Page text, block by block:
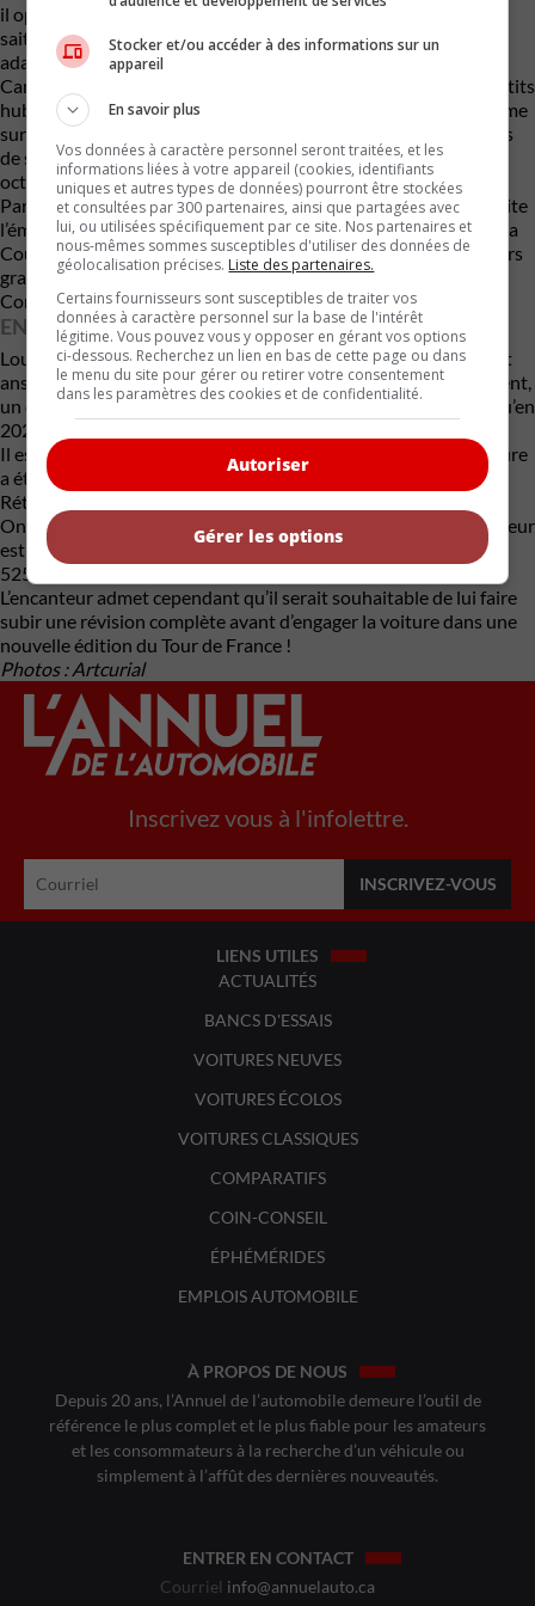
il opte finalement pour celui d’une Packard Super Eight 1937. Il
sait que son puissant 8-cylindres en ligne de 6,3 L sera mieux
adapté à la masse importante de cette imposante voiture.
Car elle a tout d’un yacht de route avec sa proue élancée, de petits
hublots, des taquets d’amarrage, un mât et même une plateforme
sur son long porte-à-faux arrière, qui permet à des mannequins
de s’exhiber en bikini. Dans la plus pure tradition navale, le 1er
octobre 1948, sa coque sera même baptisée au champagne !
Partout où elle passe, la voiture bateau attire les foules et suscite
l’émoi. Pour ce concept promotionnel, Réard recevra d’ailleurs la
Coupe de la Fédération française de la Publicité, un des premiers
grands prix toutes catégories décernés dans le cadre du 4e
Concours de véhicules publicitaires de Paris.
ENCORE DANS SON « JUS »
Louis Réard conserve sa voiture bateau jusqu’en mai 1976, huit
ans avant qu’il ne décède. Elle est alors vendue à Jacques Vincent,
un collectionneur français bien connu du Var, qui la garde jusqu’en
2023, malgré de nombreuses sollicitations d’acheteurs.
Il est intéressant de noter que depuis les années 60, cette voiture
a été montrée au grand public une seule fois, lors du salon
Rétromobile de 1987. Depuis, elle était retombée dans l’oubli.
On la retrouve aujourd’hui dans son état d’origine avec une valeur
estimée entre 250 000 € et 350 000 € (environ 375 000 $ à
525 000 $). Son moteur aurait été mis en marche récemment.
L’encanteur admet cependant qu’il serait souhaitable de lui faire
subir une révision complète avant d’engager la voiture dans une
nouvelle édition du Tour de France !
Photos : Artcurial
Inscrivez vous à l'infolettre.
LIENS UTILES
ACTUALITÉS
BANCS D'ESSAIS
VOITURES NEUVES
VOITURES ÉCOLOS
VOITURES CLASSIQUES
COMPARATIFS
COIN-CONSEIL
ÉPHÉMÉRIDES
EMPLOIS AUTOMOBILE
À PROPOS DE NOUS
Depuis 20 ans, l’Annuel de l’automobile demeure l’outil de
référence le plus complet et le plus fiable pour les amateurs
et les consommateurs à la recherche d’un véhicule ou
simplement à l’affût des dernières nouveautés.
ENTRER EN CONTACT
Courriel info@annuelauto.ca
Stocker et/ou accéder à des informations sur un
appareil
En savoir plus
Vos données à caractère personnel seront traitées, et les
informations liées à votre appareil (cookies, identifiants
uniques et autres types de données) pourront être stockées
et consultées par 300 partenaires, ainsi que partagées avec
lui, ou utilisées spécifiquement par ce site. Nos partenaires et
nous-mêmes sommes susceptibles d'utiliser des données de
géolocalisation précises. Liste des partenaires.
Certains fournisseurs sont susceptibles de traiter vos
données à caractère personnel sur la base de l'intérêt
légitime. Vous pouvez vous y opposer en gérant vos options
ci-dessous. Recherchez un lien en bas de cette page ou dans
le menu du site pour gérer ou retirer votre consentement
dans les paramètres des cookies et de confidentialité.
Autoriser
Gérer les options